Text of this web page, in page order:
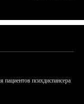
пациентов психдиспансера